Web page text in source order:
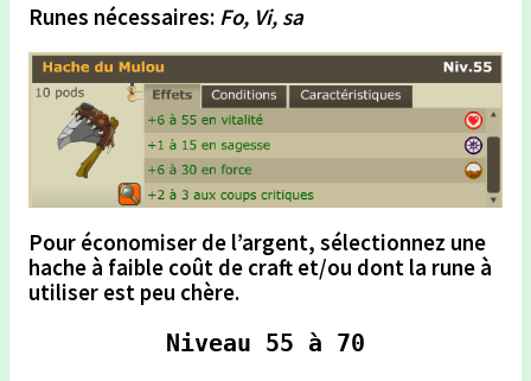
Runes nécessaires: Fo, Vi, sa
Pour économiser de l’argent, sélectionnez une
hache à faible coût de craft et/ou dont la rune à
utiliser est peu chère.
Niveau 55 à 70